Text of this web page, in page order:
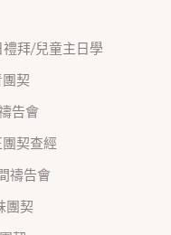
拜/兒童主日學
契
告會
契查經
禱告會
團契